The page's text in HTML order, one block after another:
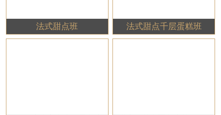
法式甜点班 法式甜点千层蛋糕班